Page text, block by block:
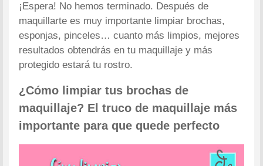
¡Espera! No hemos terminado. Después de
maquillarte es muy importante limpiar brochas,
esponjas, pinceles… cuanto más limpios, mejores
resultados obtendrás en tu maquillaje y más
protegido estará tu rostro.
¿Cómo limpiar tus brochas de
maquillaje? El truco de maquillaje más
importante para que quede perfecto